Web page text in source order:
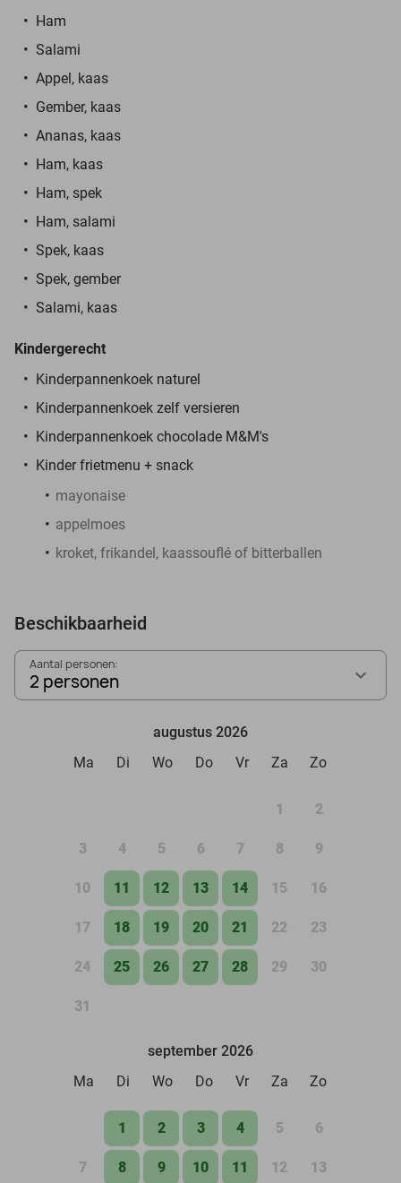
Ham
Salami
Appel, kaas
Gember, kaas
Ananas, kaas
Ham, kaas
Ham, spek
Ham, salami
Spek, kaas
Spek, gember
Salami, kaas
Kindergerecht
Kinderpannenkoek naturel
Kinderpannenkoek zelf versieren
Kinderpannenkoek chocolade M&M's
Kinder frietmenu + snack
mayonaise
appelmoes
kroket, frikandel, kaassouflé of bitterballen
Beschikbaarheid
Aantal personen:
2 personen
augustus 2026
Ma
Di Wo Do Vr Za Zo
1 2
3 4 5 6 7 8 9
10 11 12 13 14 15 16
17 18 19 20 21 22 23
24 25 26 27 28 29 30
31
september 2026
Ma
Di Wo Do Vr Za Zo
1 2 3 4 5 6
7 8 9 10 11 12 13